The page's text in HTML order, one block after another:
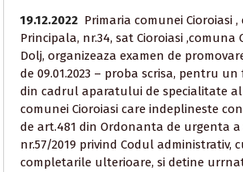
19.12.2022 Primaria comunei Cioroiasi
Principala, nr.34, sat Cioroiasi ,comuna
Dolj, organizeaza examen de
de 09.01.2023 – proba scrisa, pentru
din cadrul aparatului de specialitate
comunei Cioroiasi care indeplineste
de art.481 din Ordonanta de urgenta
nr.57/2019 privind Codul administrativ,
completarile ulterioare, si detine